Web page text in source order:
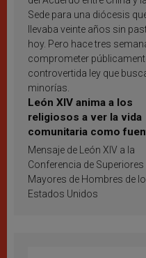
Sede para una diócesis
llevaba veinte años sin
hoy. Pero hace tres
comprometer
controvertida ley que
minorías.
León XIV anima a los
religiosos a ver la vida
comunitaria como
inspiración y
Mensaje de León XIV a la
Conferencia de Superiores
Mayores de Hombres de
Estados Unidos